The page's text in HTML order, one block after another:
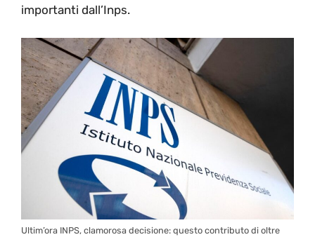
importanti dall’Inps.
Ultim’ora INPS, clamorosa decisione: questo contributo di oltre